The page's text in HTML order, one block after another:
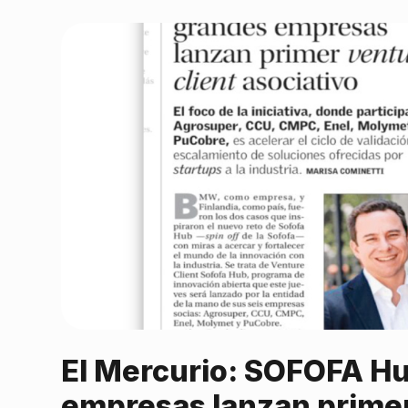
El Mercurio: SOFOFA